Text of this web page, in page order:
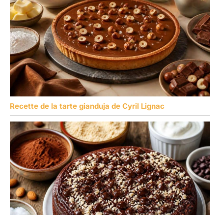
Recette de la tarte gianduja de Cyril Lignac